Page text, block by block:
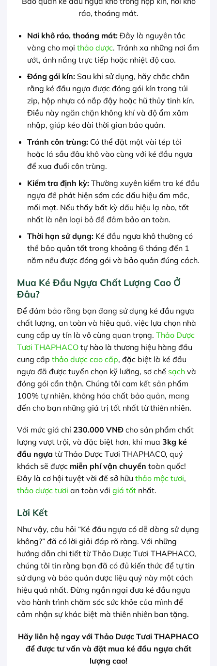
ráo, thoáng mát.
Nơi khô ráo, thoáng mát:Đây là nguyên tắc
vàng cho mọi thảo dược. Tránh xa những nơi ẩm
ướt, ánh nắng trực tiếp hoặc nhiệt độ cao.
Đóng gói kín:Sau khi sử dụng, hãy chắc chắn
rằng ké đầu ngựa được đóng gói kín trong túi
zip, hộp nhựa có nắp đậy hoặc hũ thủy tinh kín.
Điều này ngăn chặn không khí và độ ẩm xâm
nhập, giúp kéo dài thời gian bảo quản.
Tránh côn trùng:Có thể đặt một vài tép tỏi
hoặc lá sầu đâu khô vào cùng với ké đầu ngựa
để xua đuổi côn trùng.
Kiểm tra định kỳ:Thường xuyên kiểm tra ké đầu
ngựa để phát hiện sớm các dấu hiệu ẩm mốc,
mối mọt. Nếu thấy bất kỳ dấu hiệu lạ nào, tốt
nhất là nên loại bỏ để đảm bảo an toàn.
Thời hạn sử dụng:Ké đầu ngựa khô thường có
thể bảo quản tốt trong khoảng 6 tháng đến 1
năm nếu được đóng gói và bảo quản đúng cách.
Mua Ké Đầu Ngựa Chất Lượng Cao Ở
Đâu?
Để đảm bảo rằng bạn đang sử dụng ké đầu ngựa
chất lượng, an toàn và hiệu quả, việc lựa chọn nhà
cung cấp uy tín là vô cùng quan trọng. Thảo Dược
Tươi THAPHACO tự hào là thương hiệu hàng đầu
cung cấp thảo dược cao cấp, đặc biệt là ké đầu
ngựa đã được tuyển chọn kỹ lưỡng, sơ chế sạch và
đóng gói cẩn thận. Chúng tôi cam kết sản phẩm
100% tự nhiên, không hóa chất bảo quản, mang
đến cho bạn những giá trị tốt nhất từ thiên nhiên.
Với mức giá chỉ 230.000 VNĐ cho sản phẩm chất
lượng vượt trội, và đặc biệt hơn, khi mua 3kg ké
đầu ngựa từ Thảo Dược Tươi THAPHACO, quý
khách sẽ được miễn phí vận chuyển toàn quốc!
Đây là cơ hội tuyệt vời để sở hữu thảo mộc tươi,
thảo dược tươi an toàn với giá tốt nhất.
Lời Kết
Như vậy, câu hỏi “Ké đầu ngựa có dễ dàng sử dụng
không?” đã có lời giải đáp rõ ràng. Với những
hướng dẫn chi tiết từ Thảo Dược Tươi THAPHACO,
chúng tôi tin rằng bạn đã có đủ kiến thức để tự tin
sử dụng và bảo quản dược liệu quý này một cách
hiệu quả nhất. Đừng ngần ngại đưa ké đầu ngựa
vào hành trình chăm sóc sức khỏe của mình để
cảm nhận sự khác biệt mà thiên nhiên ban tặng.
Hãy liên hệ ngay với Thảo Dược Tươi THAPHACO
để được tư vấn và đặt mua ké đầu ngựa chất
lượng cao!